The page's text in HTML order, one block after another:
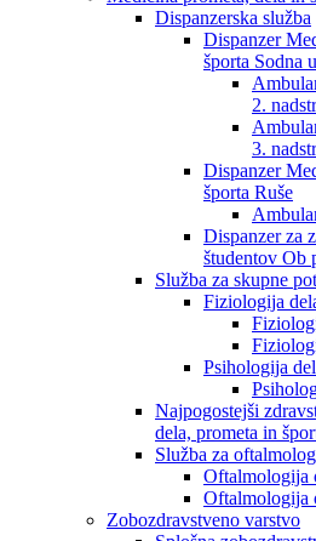
Dispanzerska služba
Dispanzer
športa Sodna
2.
3.
Dispanzer
športa Ruše
Dispanzer za
študentov Ob
Služba za skupne
Fiziologija
Psihologija
Najpogostejši
dela, prometa in
Služba za
Oftalmologija
Oftalmologija
Zobozdravstveno varstvo